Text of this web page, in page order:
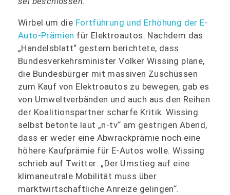
Wirbel um die Fortführung und Erhöhung der E-
Auto-Prämien für Elektroautos: Nachdem das
„Handelsblatt“ gestern berichtete, dass
Bundesverkehrsminister Volker Wissing plane,
die Bundesbürger mit massiven Zuschüssen
zum Kauf von Elektroautos zu bewegen, gab es
von Umweltverbänden und auch aus den Reihen
der Koalitionspartner scharfe Kritik. Wissing
selbst betonte laut „n-tv“ am gestrigen Abend,
dass er weder eine Abwrackprämie noch eine
höhere Kaufprämie für E-Autos wolle. Wissing
schrieb auf Twitter: „Der Umstieg auf eine
klimaneutrale Mobilität muss über
marktwirtschaftliche Anreize gelingen“.